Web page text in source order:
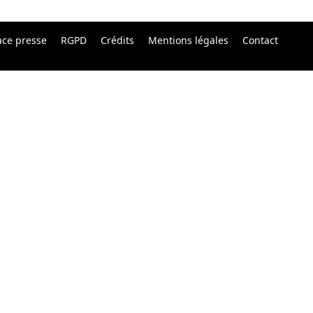
presse RGPD Crédits Mentions légales Contact